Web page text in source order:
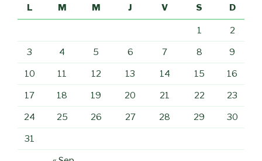
L
M M J V S D
1 2
3 4 5 6 7 8 9
10 11 12 13 14 15 16
17 18 19 20 21 22 23
24 25 26 27 28 29 30
31